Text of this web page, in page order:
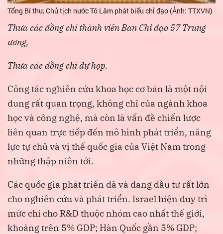
Tổng Bí thư, Chủ tịch nước Tô Lâm phát biểu chỉ đạo (Ảnh: TTXVN)
Thưa các đồng chí thành viên Ban Chỉ đạo 57 Trung
ương,
Thưa các đồng chí dự họp.
Công tác nghiên cứu khoa học cơ bản là một nội
dung rất quan trọng, không chỉ của ngành khoa
học và công nghệ, mà còn là vấn đề chiến lược
liên quan trực tiếp đến mô hình phát triển, năng
lực tự chủ và vị thế quốc gia của Việt Nam trong
những thập niên tới.
Các quốc gia phát triển đã và đang đầu tư rất lớn
cho nghiên cứu và phát triển. Israel hiện duy trì
mức chi cho R&D thuộc nhóm cao nhất thế giới,
khoảng trên 5% GDP; Hàn Quốc gần 5% GDP;